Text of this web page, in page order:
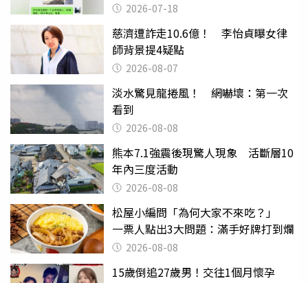
2026-07-18
慈濟遭詐走10.6億！ 李怡貞曝女律
師背景提4疑點
2026-08-07
淡水驚見龍捲風！ 網嚇壞：第一次
看到
2026-08-08
熊本7.1強震後現驚人現象 活斷層10
年內三度活動
2026-08-08
松屋小編問「為何大家不來吃？」
一票人點出3大問題：滿手好牌打到爛
2026-08-08
15歲倒追27歲男！交往1個月懷孕